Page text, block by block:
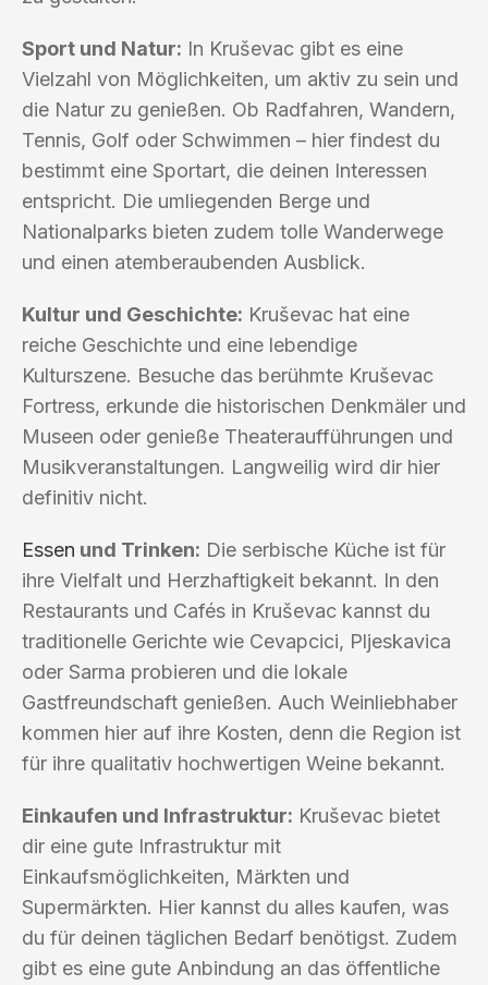
Sport und Natur: In Kruševac gibt es eine
Vielzahl von Möglichkeiten, um aktiv zu sein und
die Natur zu genießen. Ob Radfahren, Wandern,
Tennis, Golf oder Schwimmen – hier findest du
bestimmt eine Sportart, die deinen Interessen
entspricht. Die umliegenden Berge und
Nationalparks bieten zudem tolle Wanderwege
und einen atemberaubenden Ausblick.
Kultur und Geschichte: Kruševac hat eine
reiche Geschichte und eine lebendige
Kulturszene. Besuche das berühmte Kruševac
Fortress, erkunde die historischen Denkmäler und
Museen oder genieße Theateraufführungen und
Musikveranstaltungen. Langweilig wird dir hier
definitiv nicht.
Essen und Trinken: Die serbische Küche ist für
ihre Vielfalt und Herzhaftigkeit bekannt. In den
Restaurants und Cafés in Kruševac kannst du
traditionelle Gerichte wie Cevapcici, Pljeskavica
oder Sarma probieren und die lokale
Gastfreundschaft genießen. Auch Weinliebhaber
kommen hier auf ihre Kosten, denn die Region ist
für ihre qualitativ hochwertigen Weine bekannt.
Einkaufen und Infrastruktur: Kruševac bietet
dir eine gute Infrastruktur mit
Einkaufsmöglichkeiten, Märkten und
Supermärkten. Hier kannst du alles kaufen, was
du für deinen täglichen Bedarf benötigst. Zudem
gibt es eine gute Anbindung an das öffentliche